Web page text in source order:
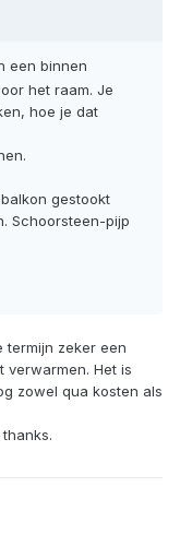
een binnen
het raam. Je
hoe je dat
gestookt
Schoorsteen-pijp
termijn zeker een
verwarmen. Het is
zowel qua kosten als